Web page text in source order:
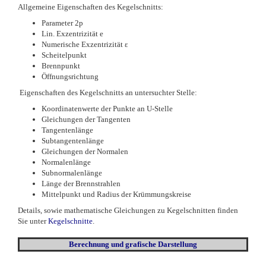
Allgemeine Eigenschaften des Kegelschnitts:
Parameter 2p
Lin. Exzentrizität e
Numerische Exzentrizität ε
Scheitelpunkt
Brennpunkt
Öffnungsrichtung
Eigenschaften des Kegelschnitts an untersuchter Stelle:
Koordinatenwerte der Punkte an U-Stelle
Gleichungen der Tangenten
Tangentenlänge
Subtangentenlänge
Gleichungen der Normalen
Normalenlänge
Subnormalenlänge
Länge der Brennstrahlen
Mittelpunkt und Radius der Krümmungskreise
Details, sowie mathematische Gleichungen zu Kegelschnitten finden
Sie unterKegelschnitte
Berechnung und grafische Darstellung